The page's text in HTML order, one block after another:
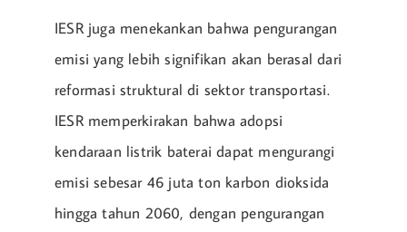
IESR juga menekankan bahwa pengurangan
emisi yang lebih signifikan akan berasal dari
reformasi struktural di sektor transportasi.
IESR memperkirakan bahwa adopsi
kendaraan listrik baterai dapat mengurangi
emisi sebesar 46 juta ton karbon dioksida
hingga tahun 2060, dengan pengurangan